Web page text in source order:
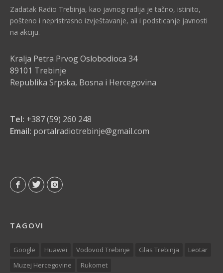
Zadatak Radio Trebinja, kao javnog radija je tačno, istinito,
pošteno i nepristrasno izvještavanje, ali i podsticanje javnosti
na akciju.
Kralja Petra Prvog Oslobodioca 34
89101 Trebinje
Republika Srpska, Bosna i Hercegovina
Tel: +387 (59) 260 248
Email: portalradiotrebinje@gmail.com
TAGOVI
Google Huawei Vodovod Trebinje Glas Trebinja
Leotar
Muzej Hercegovine
Rukomet